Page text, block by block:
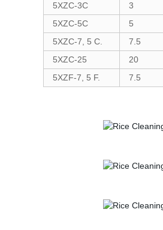
5XZC-3C
3
5XZC-5C 5
5XZC-7, 5 C.
7.5
5XZC-25
20
5XZF-7, 5 F.
7.5